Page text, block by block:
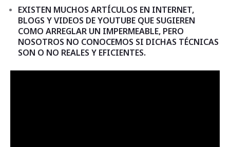
EXISTEN MUCHOS ARTÍCULOS EN INTERNET,
BLOGS Y VIDEOS DE YOUTUBE QUE SUGIEREN
COMO ARREGLAR UN IMPERMEABLE, PERO
NOSOTROS NO CONOCEMOS SI DICHAS TÉCNICAS
SON O NO REALES Y EFICIENTES.